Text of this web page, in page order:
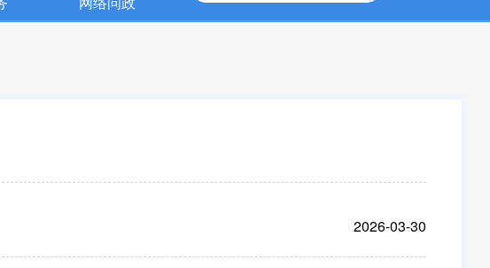
2026-03-30